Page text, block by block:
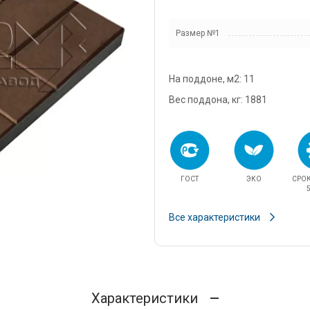
г.
Размер №1
На поддоне, м2: 11
Вес поддона, кг: 1881
ГОСТ ЭКО
Все характеристики
Характеристики